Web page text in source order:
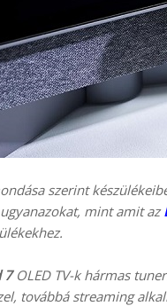
szerint
mint amit az
7OLED TV-k hármas
továbbá streaming